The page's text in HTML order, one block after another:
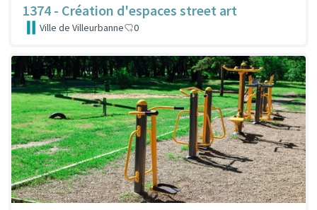
1374 - Création d'espaces street art
Ville de Villeurbanne 0